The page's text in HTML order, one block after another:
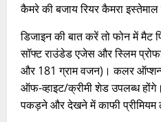
कैमरे की बजाय रियर कैमरा इस्तेमाल
डिजाइन की बात करें तो फोन में मैट
सॉफ्ट राउंडेड एजेस और स्लिम
और 181 ग्राम वजन)। कलर
ऑफ-व्हाइट/क्रीमी शेड उपलब्ध
पकड़ने और देखने में काफी प्रीमियम